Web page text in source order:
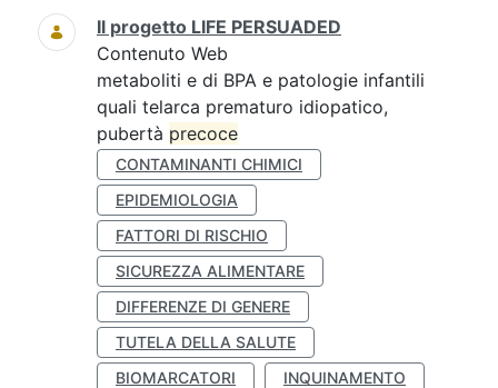
Ricerca
Il progetto LIFE PERSUADED
Contenuto Web
metaboliti e di BPA e patologie infantili
quali telarca prematuro idiopatico,
pubertà precoce
CONTAMINANTI CHIMICI
EPIDEMIOLOGIA
FATTORI DI RISCHIO
SICUREZZA ALIMENTARE
DIFFERENZE DI GENERE
TUTELA DELLA SALUTE
BIOMARCATORI
INQUINAMENTO